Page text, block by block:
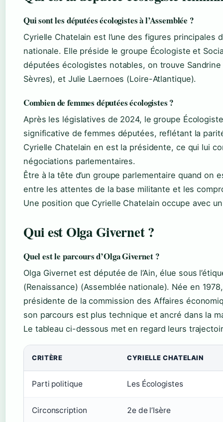
Qui sont les députées écologistes à l’Assemblée ?
Cyrielle Chatelain est l’une des figures principales
nationale. Elle préside le groupe Écologiste et
députées écologistes notables, on trouve
Sèvres), et Julie Laernoes (Loire-Atlantique).
Combien de femmes députées écologistes ?
Après les législatives de 2024, le groupe
significative de femmes députées, reflétant la
Cyrielle Chatelain en est la présidente, ce qui lui
négociations parlementaires.
Être à la tête d’un groupe parlementaire quand on
entre les attentes de la base militante et les
Une position que Cyrielle Chatelain occupe avec
Qui est Olga Givernet ?
Quel est le parcours d’Olga Givernet ?
Olga Givernet est députée de l’Ain, élue sous
(Renaissance) (Assemblée nationale). Née en
présidente de la commission des Affaires
son parcours est plus technique et ancré dans la
Le tableau ci-dessous met en regard leurs
CRITÈRE CYRIELLE CHATELAIN
Parti politique Les Écologistes
Circonscription 2e de l’Isère